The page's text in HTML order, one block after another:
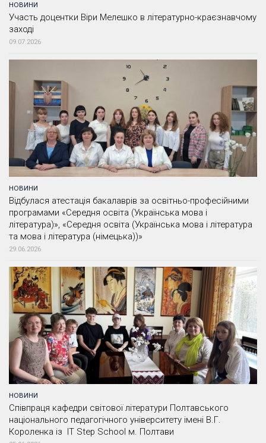
НОВИНИ
Участь доцентки Віри Мелешко в літературно-краєзнавчому
заході
09.07.2026
НОВИНИ
Відбулася атестація бакалаврів за освітньо-професійними
програмами «Середня освіта (Українська мова і
література)», «Середня освіта (Українська мова і література
та мова і література (німецька))»
29.06.2026
НОВИНИ
Співпраця кафедри світової літератури Полтавського
національного педагогічного університету імені В.Г.
Короленка із IT Step School м. Полтави